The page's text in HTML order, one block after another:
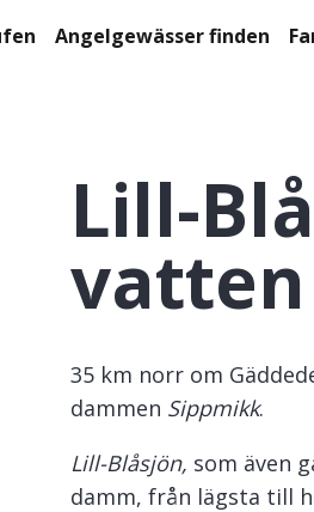
Angelgewässer finden
Lill-
vatten
35 km norr om
dammen Sippmikk.
Lill-Blåsjön, som även
damm, från lägsta till